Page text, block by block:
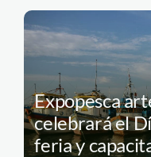
Expopesca
celebrará el
feria y